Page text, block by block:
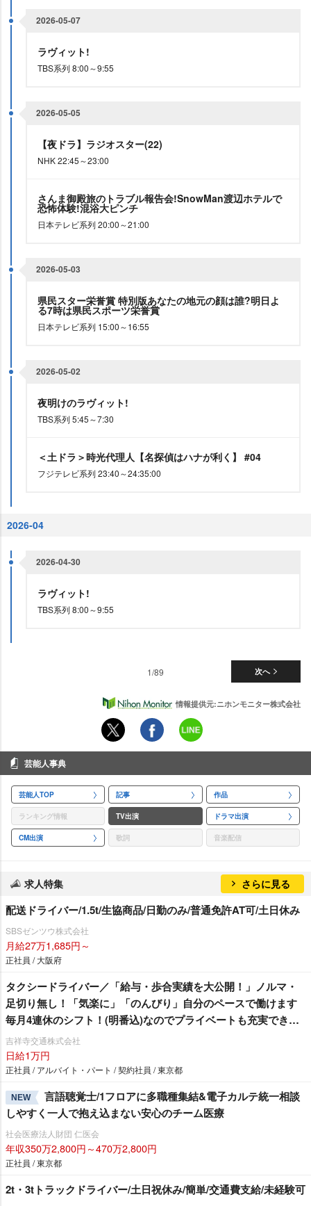
2026-05-07
ラヴィット!
TBS系列 8:00～9:55
2026-05-05
【夜ドラ】ラジオスター(22)
NHK 22:45～23:00
さんま御殿旅のトラブル報告会!SnowMan渡辺ホテルで
恐怖体験!混浴大ピンチ
日本テレビ系列 20:00～21:00
2026-05-03
県民スター栄誉賞 特別版あなたの地元の顔は誰?明日よ
る7時は県民スポーツ栄誉賞
日本テレビ系列 15:00～16:55
2026-05-02
夜明けのラヴィット!
TBS系列 5:45～7:30
＜土ドラ＞時光代理人【名探偵はハナが利く】 #04
フジテレビ系列 23:40～24:35:00
2026-04
2026-04-30
ラヴィット!
TBS系列 8:00～9:55
次へ
1/89
情報提供元:ニホンモニター株式会社
芸能人事典
芸能人TOP 記事 作品
ランキング情報 TV出演 ドラマ出演
CM出演 歌詞 音楽配信
求人特集 さらに見る
配送ドライバー/1.5t/生協商品/日勤のみ/普通免許AT可/土日休み
SBSゼンツウ株式会社
月給27万1,685円～
正社員 / 大阪府
タクシードライバー／「給与・歩合実績を大公開！」ノルマ・
足切り無し！「気楽に」「のんびり」自分のペースで働けます
毎月4連休のシフト！(明番込)なのでプライベートも充実できま
す♪
吉祥寺交通株式会社
日給1万円
正社員 / アルバイト・パート / 契約社員 / 東京都
NEW
言語聴覚士/1フロアに多職種集結&電子カルテ統一相談
しやすく一人で抱え込まない安心のチーム医療
社会医療法人財団 仁医会
年収350万2,800円～470万2,800円
正社員 / 東京都
2t・3tトラックドライバー/土日祝休み/簡単/交通費支給/未経験可